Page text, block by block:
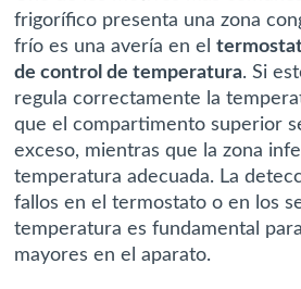
frigorífico presenta una zona
frío es una avería en el
de control de temperatura. Si
regula correctamente la
que el compartimento superior
exceso, mientras que la zona
temperatura adecuada. La
fallos en el termostato o en los
temperatura es fundamental
mayores en el aparato.